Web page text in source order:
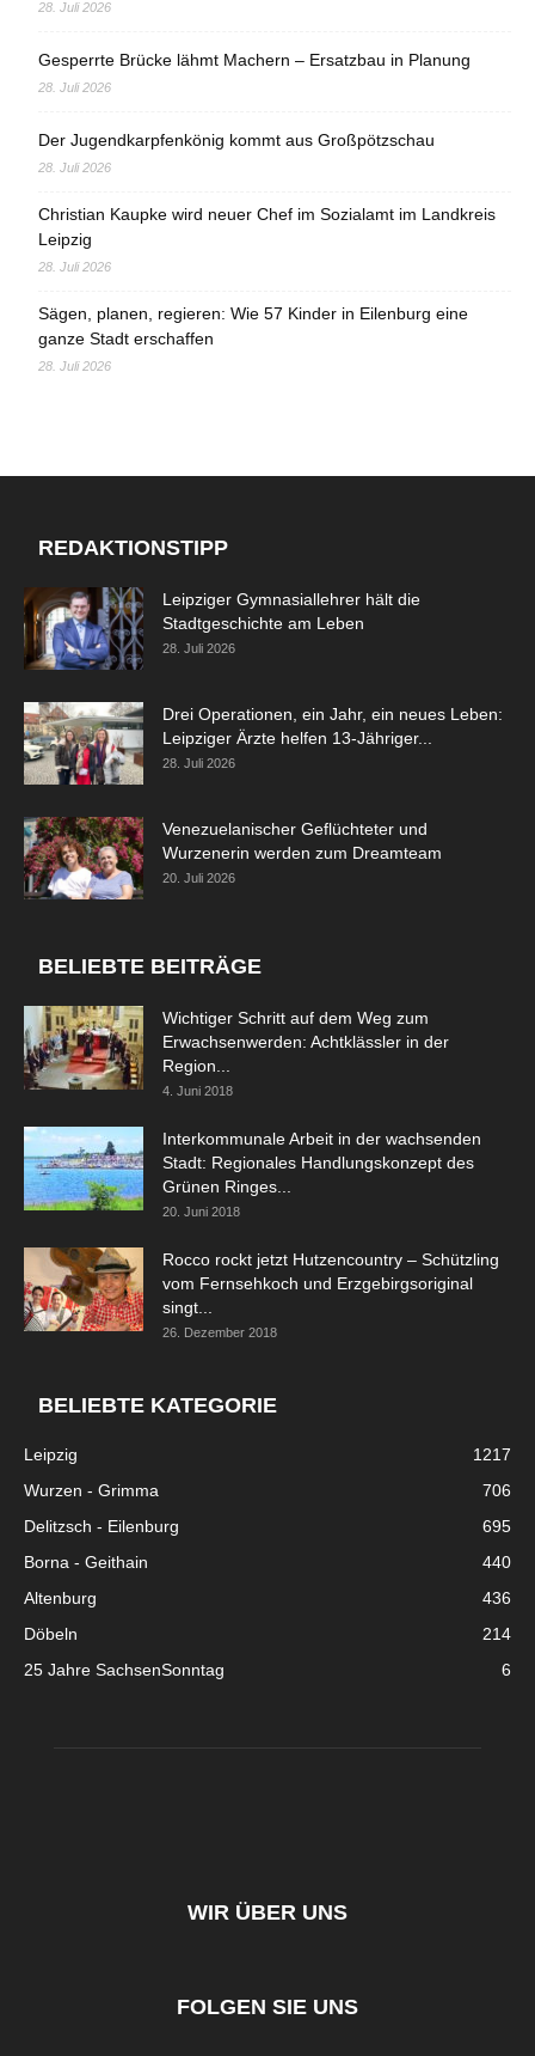
28. Juli 2026
Gesperrte Brücke lähmt Machern – Ersatzbau in Planung
28. Juli 2026
Der Jugendkarpfenkönig kommt aus Großpötzschau
28. Juli 2026
Christian Kaupke wird neuer Chef im Sozialamt im Landkreis
Leipzig
28. Juli 2026
Sägen, planen, regieren: Wie 57 Kinder in Eilenburg eine
ganze Stadt erschaffen
28. Juli 2026
REDAKTIONSTIPP
Leipziger Gymnasiallehrer hält die
Stadtgeschichte am Leben
28. Juli 2026
Drei Operationen, ein Jahr, ein neues Leben:
Leipziger Ärzte helfen 13-Jähriger...
28. Juli 2026
Venezuelanischer Geflüchteter und
Wurzenerin werden zum Dreamteam
20. Juli 2026
BELIEBTE BEITRÄGE
Wichtiger Schritt auf dem Weg zum
Erwachsenwerden: Achtklässler in der
Region...
4. Juni 2018
Interkommunale Arbeit in der wachsenden
Stadt: Regionales Handlungskonzept des
Grünen Ringes...
20. Juni 2018
Rocco rockt jetzt Hutzencountry – Schützling
vom Fernsehkoch und Erzgebirgsoriginal
singt...
26. Dezember 2018
BELIEBTE KATEGORIE
Leipzig
1217
Wurzen - Grimma
706
Delitzsch - Eilenburg
695
Borna - Geithain
440
Altenburg
436
Döbeln
214
25 Jahre SachsenSonntag
6
WIR ÜBER UNS
FOLGEN SIE UNS